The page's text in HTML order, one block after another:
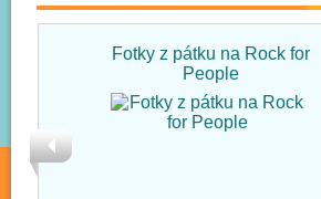
Fotky z pátku na Rock for
People